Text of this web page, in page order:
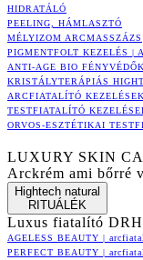
HIDRATÁLÓ
PEELING, HÁMLASZTÓ
MÉLYIZOM ARCMASSZÁZS
PIGMENTFOLT KEZELÉS |
ANTI-AGE BIO FÉNYVÉDŐK
KRISTÁLYTERÁPIÁS
ARCFIATALÍTÓ KEZELÉSEK
TESTFIATALÍTÓ
ORVOS-ESZTÉTIKAI
LUXURY SKIN
Arckrém ami bőrré
Hightech natural
RITUÁLÉK
Luxus fiatalító
AGELESS BEAUTY |
PERFECT BEAUTY |